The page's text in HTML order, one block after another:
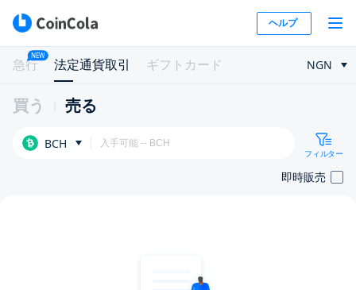
ヘルプ
急行
NEW
法定通貨取引 ギフトカード NGN
買う 売る
BCH
フィルター
即時販売